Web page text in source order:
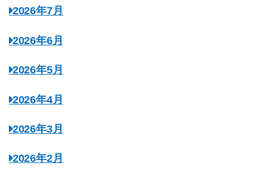
2026年7月
2026年6月
2026年5月
2026年4月
2026年3月
2026年2月